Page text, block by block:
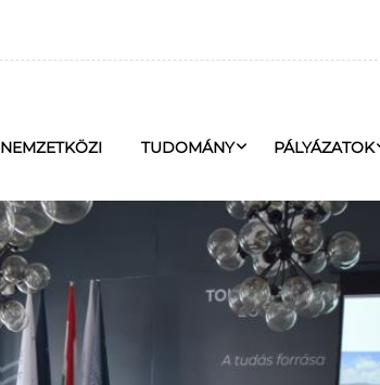
NEMZETKÖZI TUDOMÁNY PÁLYÁZATOK